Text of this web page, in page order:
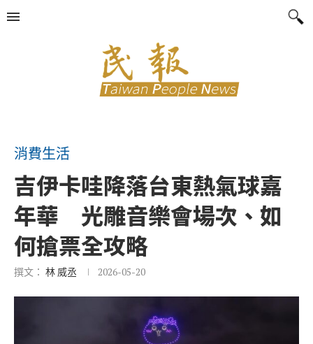
消費生活
吉伊卡哇降落台東熱氣球嘉
年華 光雕音樂會場次、如
何搶票全攻略
撰文： 林 威丞 2026-05-20